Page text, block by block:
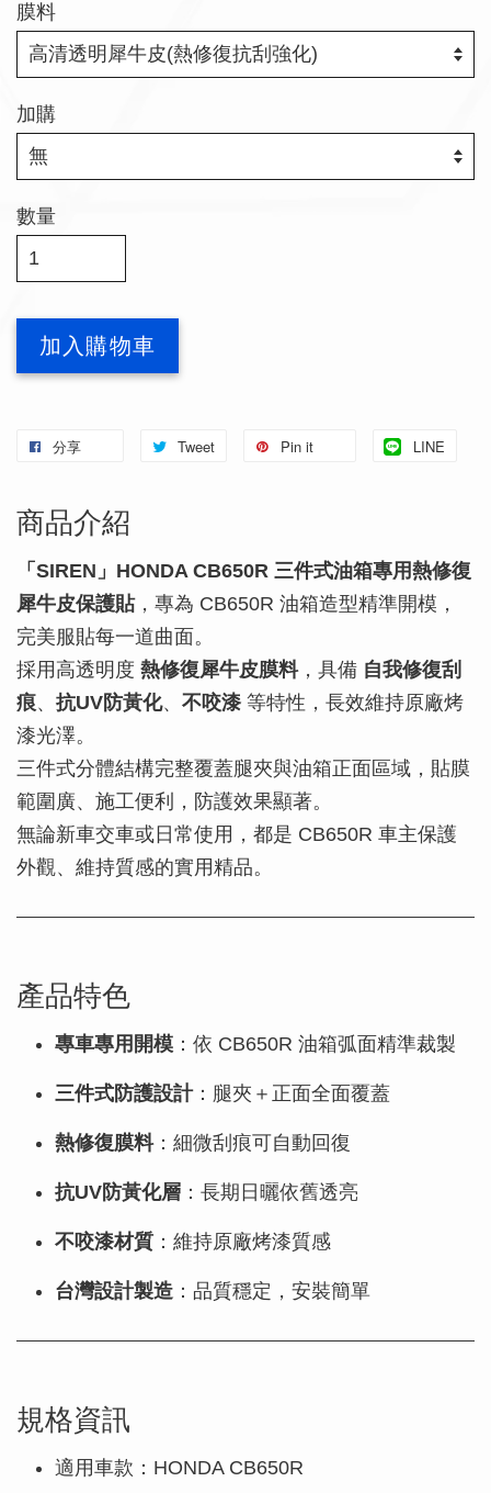
膜料
加購
數量
加入購物車
分享 Tweet Pin it LINE
商品介紹
「SIREN」HONDA CB650R 三件式油箱專用熱修復
犀牛皮保護貼，專為 CB650R 油箱造型精準開模，
完美服貼每一道曲面。
採用高透明度 熱修復犀牛皮膜料，具備 自我修復刮
痕、 抗UV防黃化、 不咬漆 等特性，長效維持原廠烤
漆光澤。
三件式分體結構完整覆蓋腿夾與油箱正面區域，貼膜
範圍廣、施工便利，防護效果顯著。
無論新車交車或日常使用，都是 CB650R 車主保護
外觀、維持質感的實用精品。
產品特色
專車專用開模 ：依 CB650R 油箱弧面精準裁製
三件式防護設計：腿夾＋正面全面覆蓋
熱修復膜料：細微刮痕可自動回復
抗UV防黃化層 ：長期日曬依舊透亮
不咬漆材質 ：維持原廠烤漆質感
台灣設計製造 ：品質穩定，安裝簡單
規格資訊
適用車款：HONDA CB650R